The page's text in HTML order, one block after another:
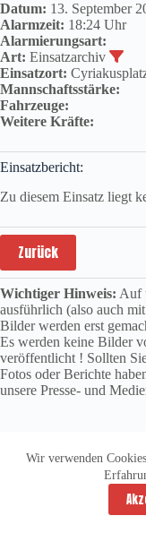
Wir verwenden
Datum: 13. September
Alarmzeit: 18:24 Uhr
Alarmierungsart:
Art: Einsatzarchiv
Einsatzort:
Mannschaftsstärke:
Fahrzeuge:
Weitere Kräfte:
Einsatzbericht:
Zu diesem Einsatz liegt
Zurück
Wichtiger Hinweis: Auf
ausführlich (also auch
Bilder werden erst
Es werden keine Bilder
veröffentlicht ! Sollten
Fotos oder Berichte
unsere Presse- und